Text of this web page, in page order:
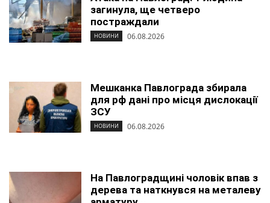
загинула, ще четверо
постраждали
НОВИНИ 06.08.2026
Мешканка Павлограда збирала
для рф дані про місця дислокації
ЗСУ
НОВИНИ 06.08.2026
На Павлоградщині чоловік впав з
дерева та наткнувся на металеву